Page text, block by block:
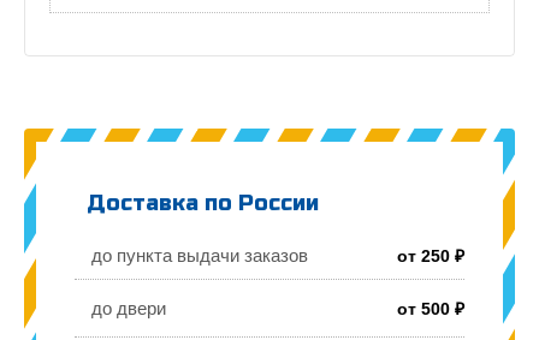
Доставка по России
до пункта выдачи заказов от 250 ₽
до двери от 500 ₽